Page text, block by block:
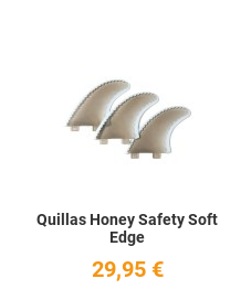
Quick View
Quillas Honey Safety Soft
Edge
29,95 €